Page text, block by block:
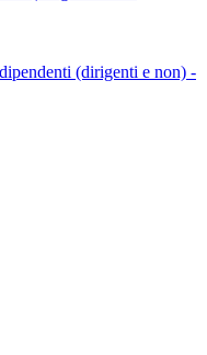
(dirigenti e non) -